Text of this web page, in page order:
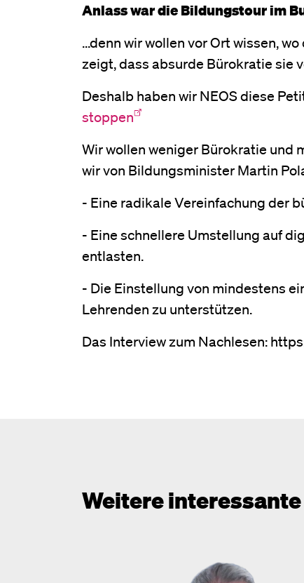
Anlass war die Bildungstour im
...denn wir wollen vor Ort wissen,
zeigt, dass absurde Bürokratie sie
Deshalb haben wir NEOS diese
stoppen
Wir wollen weniger Bürokratie und
wir von Bildungsminister Martin
- Eine radikale Vereinfachung der
- Eine schnellere Umstellung auf
entlasten.
- Die Einstellung von mindestens
Lehrenden zu unterstützen.
Das Interview zum Nachlesen:
Weitere